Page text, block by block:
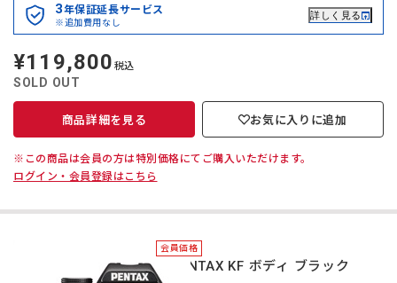
3年保証延長サービス
※追加費用なし
詳しく見る
定
価
¥119,800 税込
SOLD OUT
商品詳細を見る お気に入りに追加
※この商品は会員の方は特別価格にてご購入いただけます。
ログイン・会員登録はこちら
会員価格
＊PENTAX KF ボディ ブラック